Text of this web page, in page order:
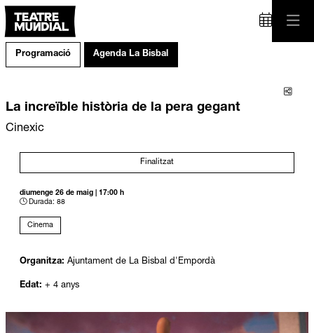
Programació Agenda La Bisbal
La increïble història de la pera gegant
Cinexic
Finalitzat
diumenge 26 de maig
17:00 h
Durada: 88
Cinema
Organitza: Ajuntament de La Bisbal d'Empordà
Edat: + 4 anys